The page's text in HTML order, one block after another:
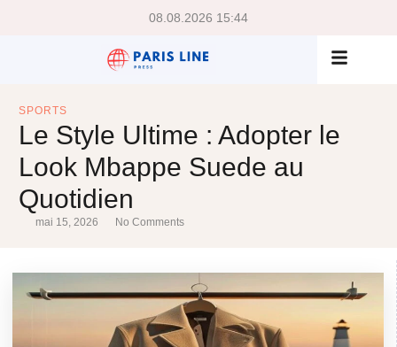
08.08.2026 15:44
SPORTS
Le Style Ultime : Adopter le
Look Mbappe Suede au
Quotidien
mai 15, 2026 No Comments